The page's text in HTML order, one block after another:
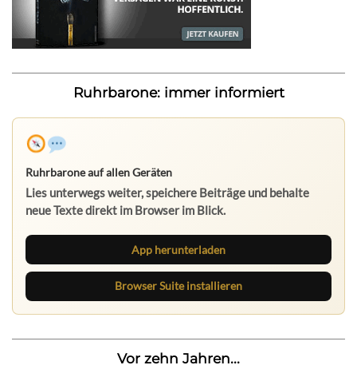
Ruhrbarone: immer informiert
Ruhrbarone auf allen Geräten
Lies unterwegs weiter, speichere Beiträge und behalte
neue Texte direkt im Browser im Blick.
App herunterladen
Browser Suite installieren
Vor zehn Jahren...